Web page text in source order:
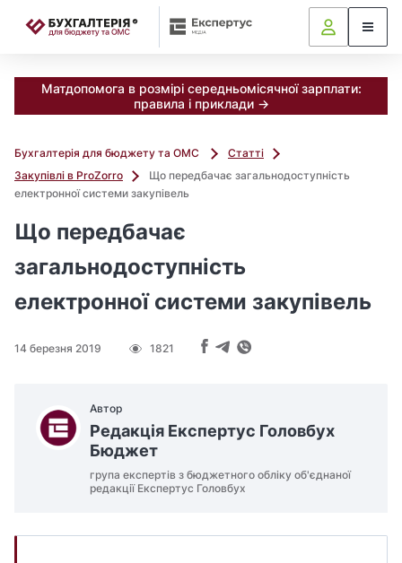
Матдопомога в розмірі середньомісячної зарплати:
правила і приклади →
Бухгалтерія для бюджету та ОМС
Статті
Закупівлі в ProZorro
Що передбачає загальнодоступність
електронної системи закупівель
Що передбачає
загальнодоступність
електронної системи закупівель
14 березня 2019 1821
Автор
Редакція Експертус Головбух
Бюджет
група експертів з бюджетного обліку об'єднаної
редакції Експертус Головбух